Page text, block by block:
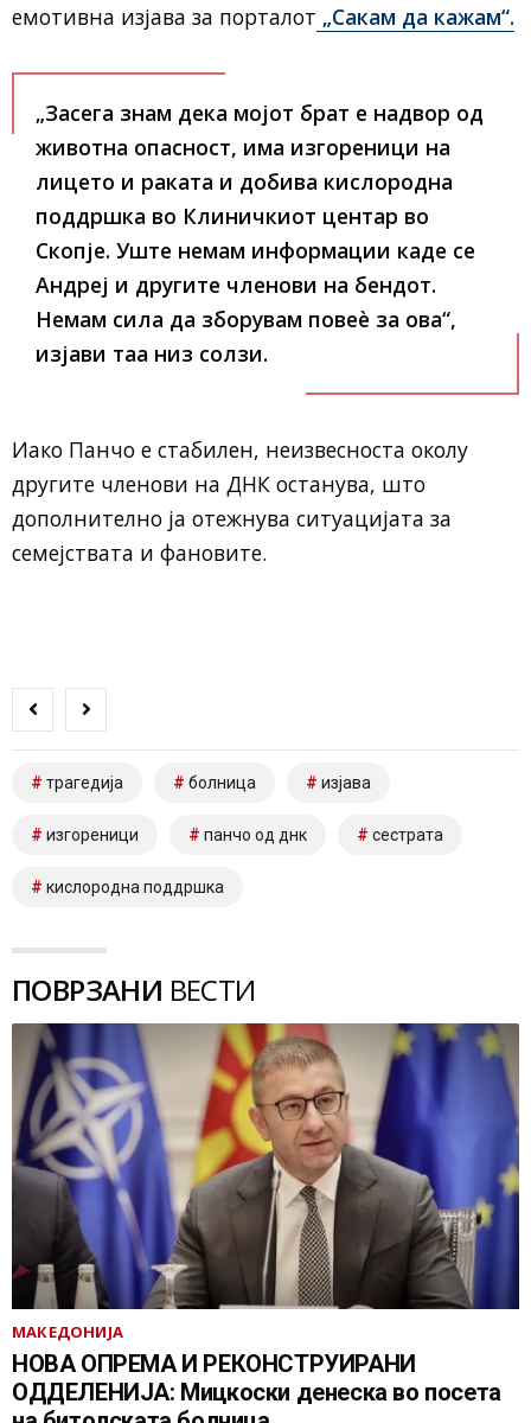
емотивна изјава за порталот „Сакам да кажам“.
„Засега знам дека мојот брат е надвор од
животна опасност, има изгореници на
лицето и раката и добива кислородна
поддршка во Клиничкиот центар во
Скопје. Уште немам информации каде се
Андреј и другите членови на бендот.
Немам сила да зборувам повеѐ за ова“,
изјави таа низ солзи.
Иако Панчо е стабилен, неизвесноста околу
другите членови на ДНК останува, што
дополнително ја отежнува ситуацијата за
семејствата и фановите.
трагедија болница изјава
изгореници панчо од днк сестрата
кислородна поддршка
ПОВРЗАНИ ВЕСТИ
МАКЕДОНИЈА
НОВА ОПРЕМА И РЕКОНСТРУИРАНИ
ОДДЕЛЕНИЈА: Мицкоски денеска во посета